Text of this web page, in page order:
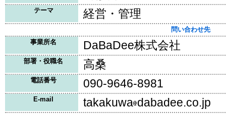
テーマ 経営・管理
問い合わせ先
事業所名
DaBaDee株式会社
部署・役職名 高桑
電話番号 090-9646-8981
E-mail takakuwa dabadee.co.jp